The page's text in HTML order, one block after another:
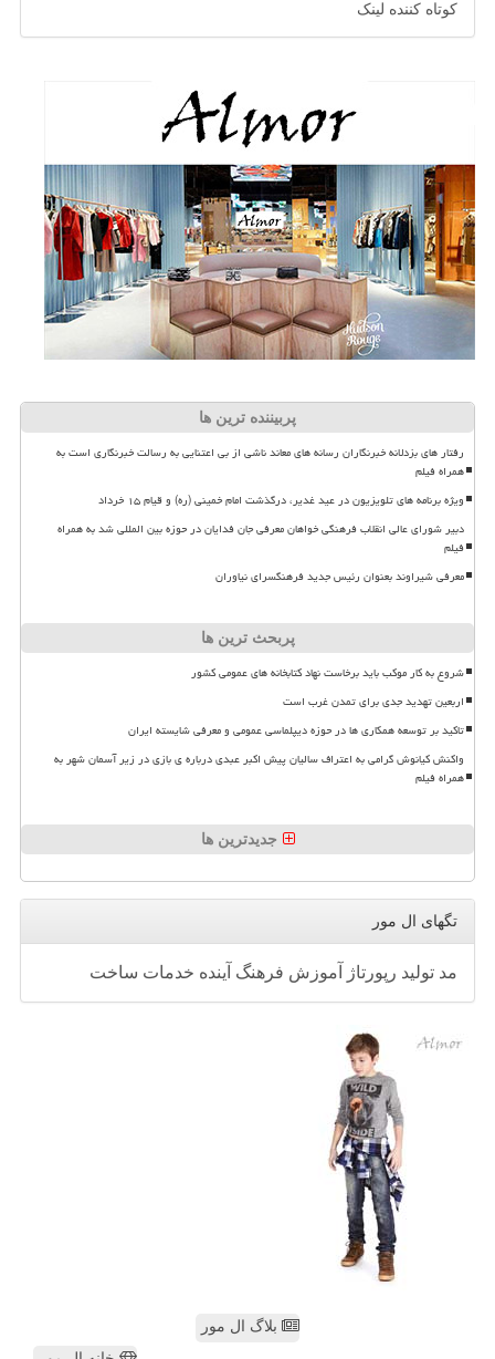
کوتاه کننده لینک
پربیننده ترین ها
رفتار های بزدلانه خبرنگاران رسانه های معاند ناشی از بی اعتنایی به رسالت خبرنگاری است به
همراه فیلم
ویژه برنامه های تلویزیون در عید غدیر، درگذشت امام خمینی (ره) و قیام ۱۵ خرداد
دبیر شورای عالی انقلاب فرهنگی خواهان معرفی جان فدایان در حوزه بین المللی شد به همراه
فیلم
معرفی شیراوند بعنوان رئیس جدید فرهنگسرای نیاوران
پربحث ترین ها
شروع به کار موکب باید برخاست نهاد کتابخانه های عمومی کشور
اربعین تهدید جدی برای تمدن غرب است
تاکید بر توسعه همکاری ها در حوزه دیپلماسی عمومی و معرفی شایسته ایران
واکنش کیانوش گرامی به اعتراف سالیان پیش اکبر عبدی درباره ی بازی در زیر آسمان شهر به
همراه فیلم
جدیدترین ها
تگهای ال مور
مد تولید رپورتاژ آموزش فرهنگ آینده خدمات ساخت
بلاگ ال مور